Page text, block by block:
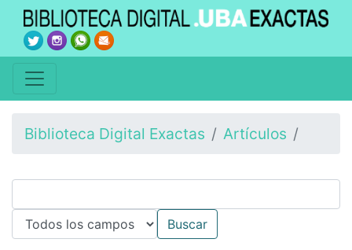
Biblioteca Digital Exactas Artículos